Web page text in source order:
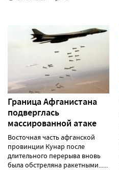
Граница Афганистана
подверглась
массированной атаке
Восточная часть афганской
провинции Кунар после
длительного перерыва вновь
была обстреляна ракетными......